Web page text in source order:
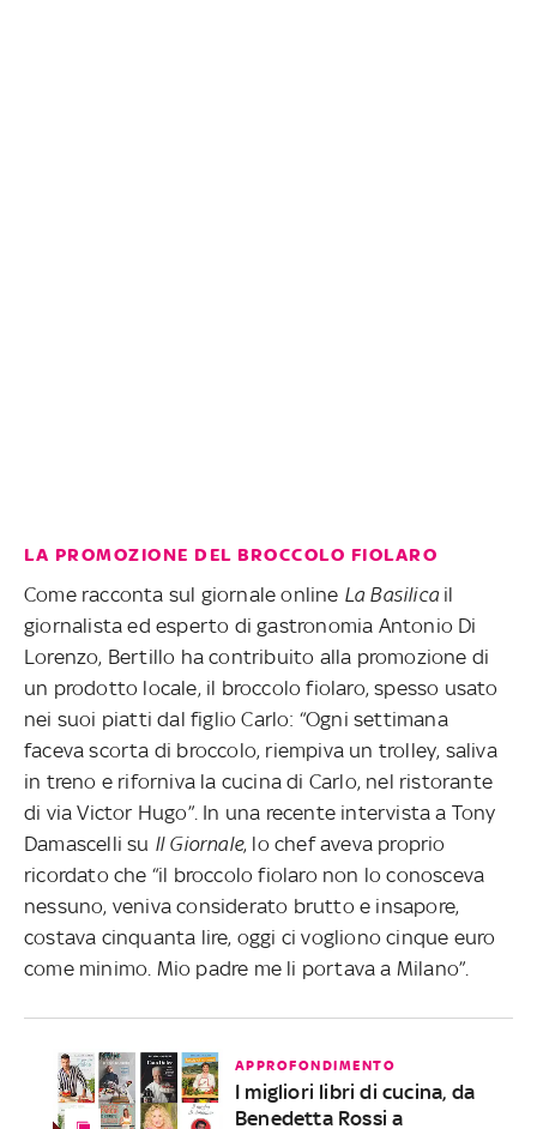
LA PROMOZIONE DEL BROCCOLO FIOLARO
Come racconta sul giornale online La Basilicail
giornalista ed esperto di gastronomia Antonio Di
Lorenzo, Bertillo ha contribuito alla promozione di
un prodotto locale, il broccolo fiolaro, spesso usato
nei suoi piatti dal figlio Carlo: “Ogni settimana
faceva scorta di broccolo, riempiva un trolley, saliva
in treno e riforniva la cucina di Carlo, nel ristorante
di via Victor Hugo”. In una recente intervista a Tony
Damascelli su Il Giornale, lo chef aveva proprio
ricordato che “il broccolo fiolaro non lo conosceva
nessuno, veniva considerato brutto e insapore,
costava cinquanta lire, oggi ci vogliono cinque euro
come minimo. Mio padre me li portava a Milano”.
APPROFONDIMENTO
I migliori libri di cucina, da
Benedetta Rossi a